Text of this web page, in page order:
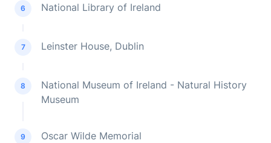
6 National Library of Ireland
7 Leinster House, Dublin
8
National Museum of Ireland - Natural History
Museum
9 Oscar Wilde Memorial